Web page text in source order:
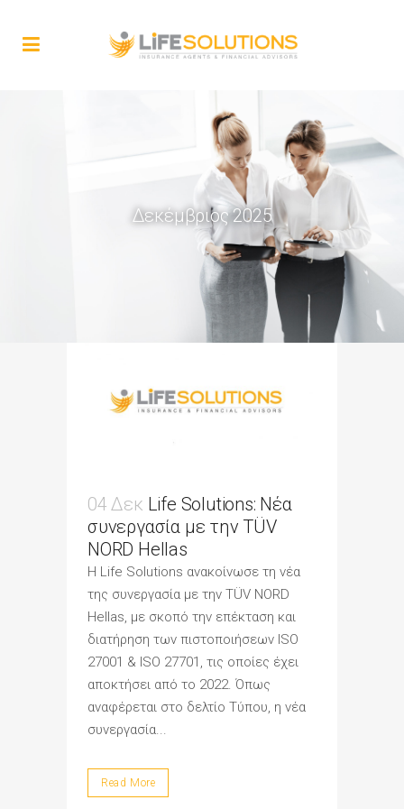
Δεκέμβριος 2025
04 Δεκ Life Solutions: Νέα
συνεργασία με την TÜV
NORD Hellas
Η Life Solutions ανακοίνωσε τη νέα
της συνεργασία με την TÜV NORD
Hellas, με σκοπό την επέκταση και
διατήρηση των πιστοποιήσεων ISO
27001 & ISO 27701, τις οποίες έχει
αποκτήσει από το 2022. Όπως
αναφέρεται στο δελτίο Τύπου, η νέα
συνεργασία...
Read More